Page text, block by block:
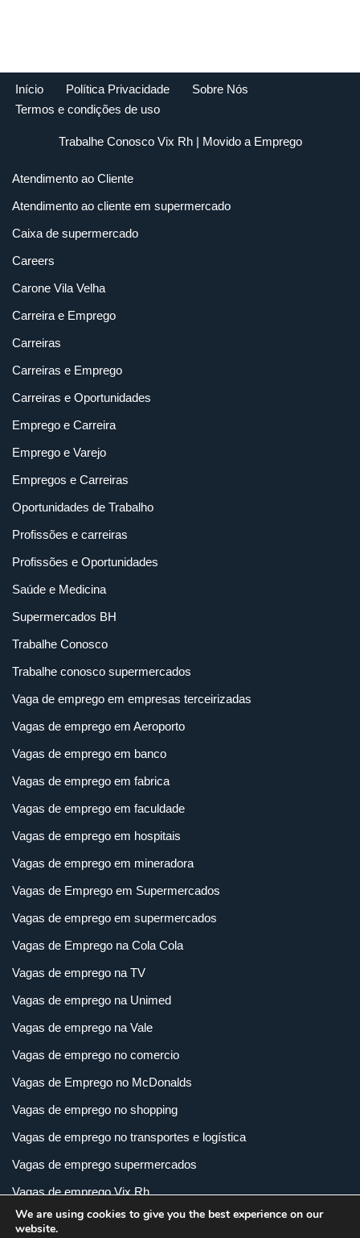
Início Política Privacidade
Sobre Nós
Termos e condições de uso
Trabalhe Conosco Vix Rh| Movido a Emprego
Atendimento ao Cliente
Atendimento ao cliente em supermercado
Caixa de supermercado
Careers
Carone Vila Velha
Carreira e Emprego
Carreiras
Carreiras e Emprego
Carreiras e Oportunidades
Emprego e Carreira
Emprego e Varejo
Empregos e Carreiras
Oportunidades de Trabalho
Profissões e carreiras
Profissões e Oportunidades
Saúde e Medicina
Supermercados BH
Trabalhe Conosco
Trabalhe conosco supermercados
Vaga de emprego em empresas terceirizadas
Vagas de emprego em Aeroporto
Vagas de emprego em banco
Vagas de emprego em fabrica
Vagas de emprego em faculdade
Vagas de emprego em hospitais
Vagas de emprego em mineradora
Vagas de Emprego em Supermercados
Vagas de emprego em supermercados
Vagas de Emprego na Cola Cola
Vagas de emprego na TV
Vagas de emprego na Unimed
Vagas de emprego na Vale
Vagas de emprego no comercio
Vagas de Emprego no McDonalds
Vagas de emprego no shopping
Vagas de emprego no transportes e logística
Vagas de emprego supermercados
Vagas de emprego Vix Rh
Vagas de empregos em imobiliária
We are using cookies to give you the best experience on our
website.